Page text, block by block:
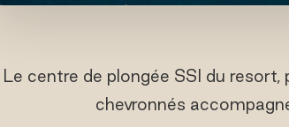
Le centre de plongée SSI du
chevronnés